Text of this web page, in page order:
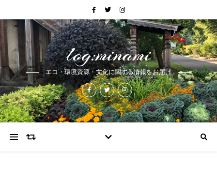
log:minami
エコ・環境資源・文化に関する情報をお届け